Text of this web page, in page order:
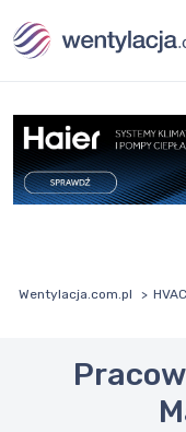
Wentylacja.com.pl